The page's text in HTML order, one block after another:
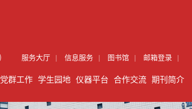
服务大厅 | 信息服务 | 图书馆 | 邮箱登录 |
党群工作 学生园地 仪器平台 合作交流 期刊简介